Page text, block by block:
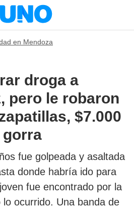
en Mendoza
droga a
pero le robaron
$7.000
gorra
fue golpeada y asaltada
donde habría ido para
fue encontrado por la
ocurrido. Una banda de